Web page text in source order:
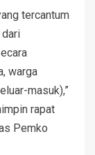
tercantum
dari
warga
masuk),”
rapat
Pemko